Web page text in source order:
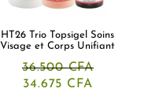
HT26 Trio Topsigel Soins
Visage et Corps Unifiant
36.500CFA
Le
34.675 CFA